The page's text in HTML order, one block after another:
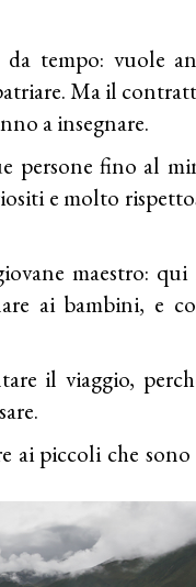
tempo: vuole
Ma il
a insegnare.
persone fino al
e molto
maestro: qui
ai bambini, e
il viaggio,
ai piccoli che